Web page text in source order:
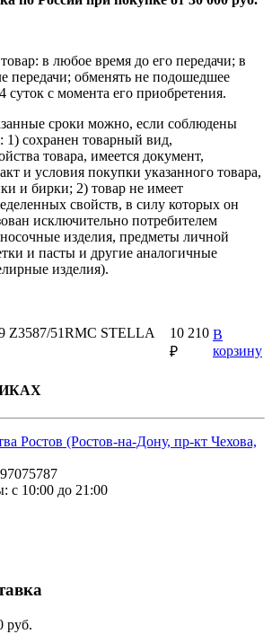
в любое время до его передачи; в
передачи; обменять не подошедшее
суток с момента его приобретения.
сроки можно, если соблюдены
1) сохранен товарный вид,
товара, имеется документ,
и условия покупки указанного товара,
и бирки; 2) товар не имеет
свойств, в силу которых он
исключительно потребителем
изделия, предметы личной
и пасты и другие аналогичные
изделия).
Z3587/51RMC STELLA
10 210
₽
В
корзину
Ростов (Ростов-на-Дону, пр-кт Чехова,
с 10:00 до 21:00
руб.